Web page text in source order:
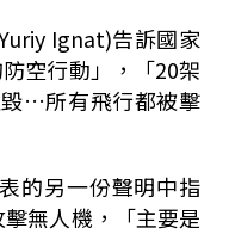
Ignat)告訴國家
空行動」，「20架
…所有飛行都被擊
的另一份聲明中指
無人機，「主要是